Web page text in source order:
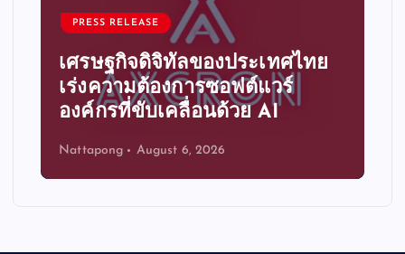
PRESS RELEASE
เศรษฐกิจดิจิทัลของประเทศไทย
เร่งความต้องการซอฟต์แวร์
องค์กรที่ขับเคลื่อนด้วย AI
Nattapong August 6, 2026